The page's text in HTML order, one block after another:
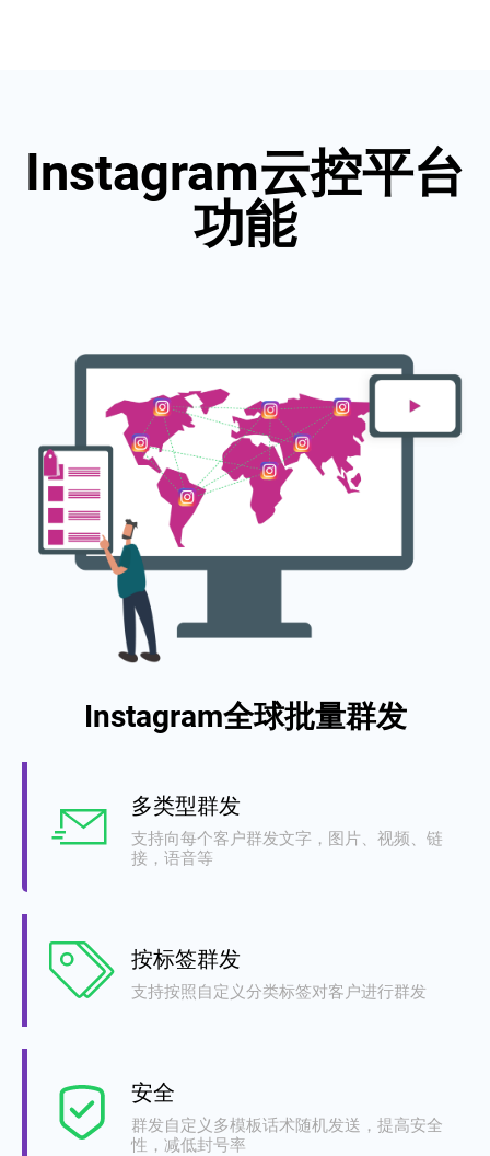
Instagram云控平台
功能
Instagram全球批量群发
多类型群发
支持向每个客户群发文字，图片、视频、链
接，语音等
按标签群发
支持按照自定义分类标签对客户进行群发
安全
群发自定义多模板话术随机发送，提高安全
性，减低封号率